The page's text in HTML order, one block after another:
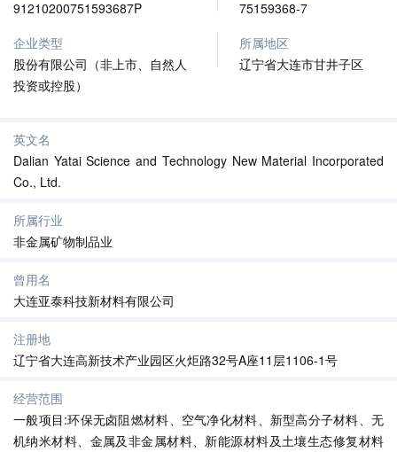
91210200751593687P
75159368-7
企业类型
股份有限公司（非上市、自然人
投资或控股）
所属地区
辽宁省大连市甘井子区
英文名
Dalian Yatai Science and Technology New Material Incorporated
Co., Ltd.
所属行业
非金属矿物制品业
曾用名
大连亚泰科技新材料有限公司
注册地
辽宁省大连高新技术产业园区火炬路32号A座11层1106-1号
经营范围
一般项目:环保无卤阻燃材料、空气净化材料、新型高分子材料、无
机纳米材料、金属及非金属材料、新能源材料及土壤生态修复材料